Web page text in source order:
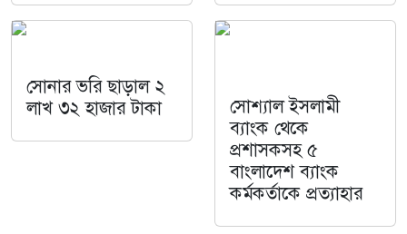
সোনার ভরি ছাড়াল ২
লাখ ৩২ হাজার টাকা
সোশ্যাল ইসলামী
ব্যাংক থেকে
প্রশাসকসহ ৫
বাংলাদেশ ব্যাংক
কর্মকর্তাকে প্রত্যাহার